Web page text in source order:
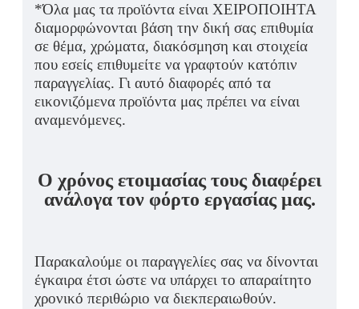
*Όλα μας τα προϊόντα είναι ΧΕΙΡΟΠΟΙΗΤΑ
διαμορφώνονται βάση την δική σας επιθυμία
σε θέμα, χρώματα, διακόσμηση και στοιχεία
που εσείς επιθυμείτε να γραφτούν κατόπιν
παραγγελίας. Γι αυτό διαφορές από τα
εικονιζόμενα προϊόντα μας πρέπει να είναι
αναμενόμενες.
Ο χρόνος ετοιμασίας τους διαφέρει
ανάλογα τον φόρτο εργασίας μας.
Παρακαλούμε οι παραγγελίες σας να δίνονται
έγκαιρα έτσι ώστε να υπάρχει το απαραίτητο
χρονικό περιθώριο να διεκπεραιωθούν.